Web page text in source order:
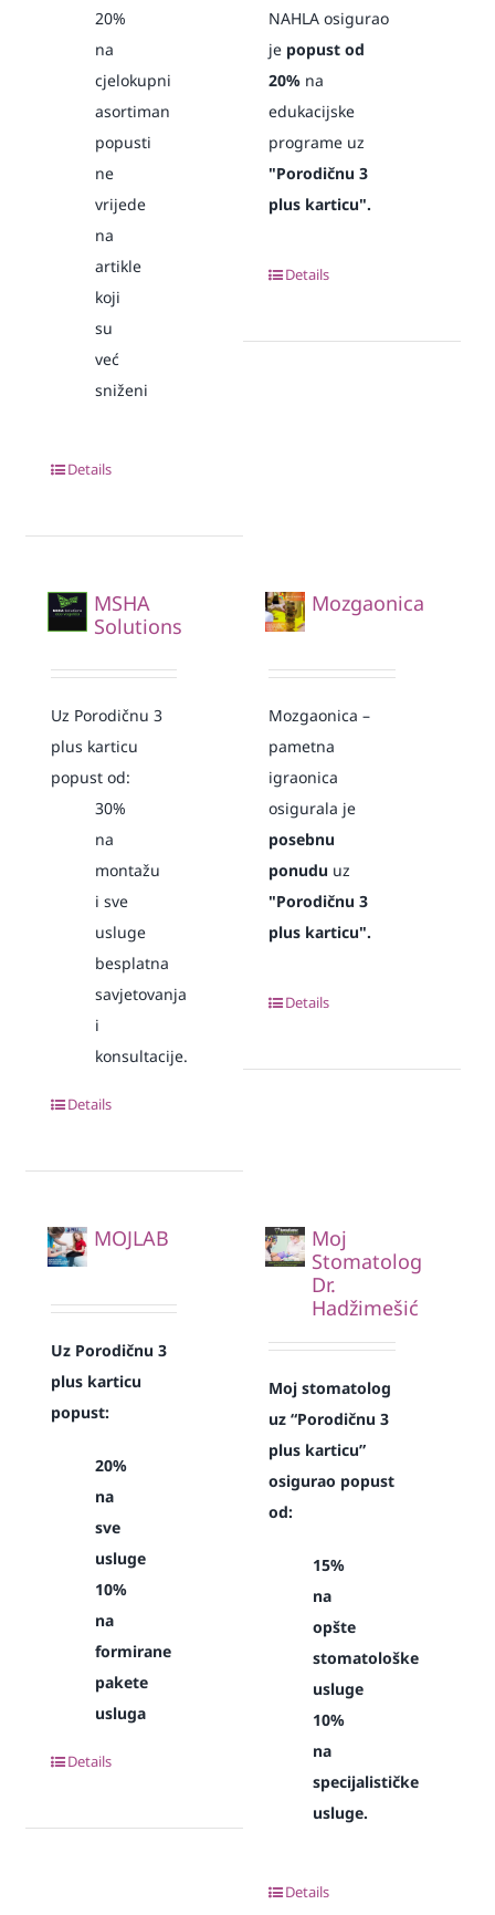
20%
na
cjelokupni
asortiman
popusti
ne
vrijede
na
artikle
koji
su
već
sniženi
Details
NAHLA osigurao
je popust od
20% na
edukacijske
programe uz
"Porodičnu 3
plus karticu".
Details
MSHA
Solutions
Uz Porodičnu 3
plus karticu
popust od:
30%
na
montažu
i sve
usluge
besplatna
savjetovanja
i
konsultacije.
Details
Mozgaonica
Mozgaonica –
pametna
igraonica
osigurala je
posebnu
ponudu uz
"Porodičnu 3
plus karticu".
Details
MOJLAB
Uz Porodičnu 3
plus karticu
popust:
20%
na
sve
usluge
10%
na
formirane
pakete
usluga
Details
Moj
Stomatolog
Dr.
Hadžimešić
Moj stomatolog
uz “Porodičnu 3
plus karticu”
osigurao popust
od:
15%
na
opšte
stomatološke
usluge
10%
na
specijalističke
usluge.
Details